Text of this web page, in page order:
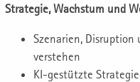
Strategie, Wachstum und
Szenarien,
verstehen
KI-gestützte